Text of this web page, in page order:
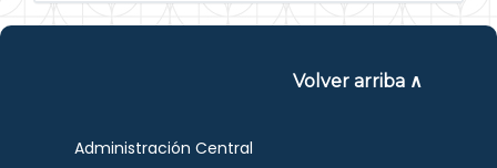
Volver arriba ∧
Administración Central